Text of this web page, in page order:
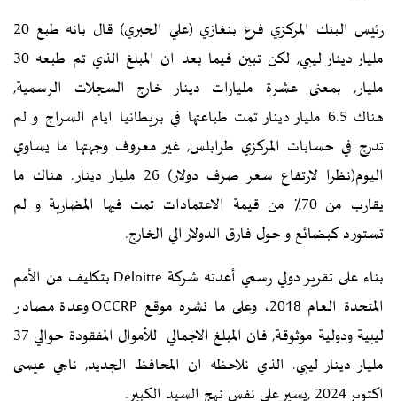
رئيس البنك المركزي فرع بنغازي (علي الحبري) قال بانه طبع 20
مليار دينار ليبي, لكن تبين فيما بعد ان المبلغ الذي تم طبعه 30
مليار, بمعنى عشرة مليارات دينار خارج السجلات الرسمية,
هناك 6.5 مليار دينار تمت طباعتها في بريطانيا ايام السراج و لم
تدرج في حسابات المركزي طرابلس, غير معروف وجهتها ما يساوي
اليوم(نظرا لارتفاع سعر صرف دولار) 26 مليار دينار. هناك ما
يقارب من 70٪ من قيمة الاعتمادات تمت فيها المضاربة و لم
تستورد كبضائع و حول فارق الدولار الي الخارج.
بناء على تقرير دولي رسمي أعدته شركة Deloitte بتكليف من الأمم
المتحدة العام 2018، وعلى ما نشره موقع OCCRP وعدة مصادر
ليبية ودولية موثوقة, فان المبلغ الاجمالي للأموال المفقودة حوالي 37
مليار دينار ليبي. الذي نلاحظه ان المحافظ الجديد, ناجي عيسى
اكتوبر 2024 ,يسير على نفس نهج السيد الكبير.